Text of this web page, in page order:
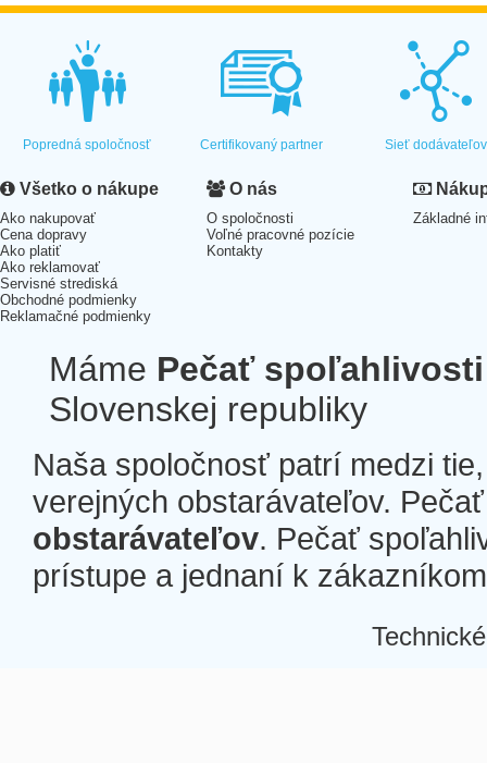
Popredná spoločnosť Certifikovaný partner Sieť dodávateľov
Všetko o nákupe
Ako nakupovať
Cena dopravy
Ako platiť
Ako reklamovať
Servisné strediská
Obchodné podmienky
Reklamačné podmienky
O nás
O spoločnosti
Voľné pracovné pozície
Kontakty
Základné
Máme Pečať spoľahlivosti
Slovenskej republiky
Naša spoločnosť patrí medzi
verejných obstarávateľov.
obstarávateľov. Pečať
prístupe a jednaní k